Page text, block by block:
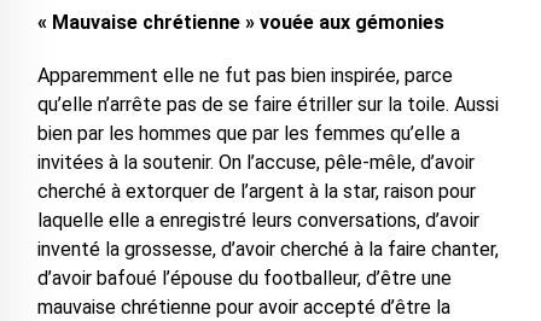
« Mauvaise chrétienne » vouée aux gémonies
Apparemment elle ne fut pas bien inspirée, parce
qu’elle n’arrête pas de se faire étriller sur la toile. Aussi
bien par les hommes que par les femmes qu’elle a
invitées à la soutenir. On l’accuse, pêle-mêle, d’avoir
cherché à extorquer de l’argent à la star, raison pour
laquelle elle a enregistré leurs conversations, d’avoir
inventé la grossesse, d’avoir cherché à la faire chanter,
d’avoir bafoué l’épouse du footballeur, d’être une
mauvaise chrétienne pour avoir accepté d’être la